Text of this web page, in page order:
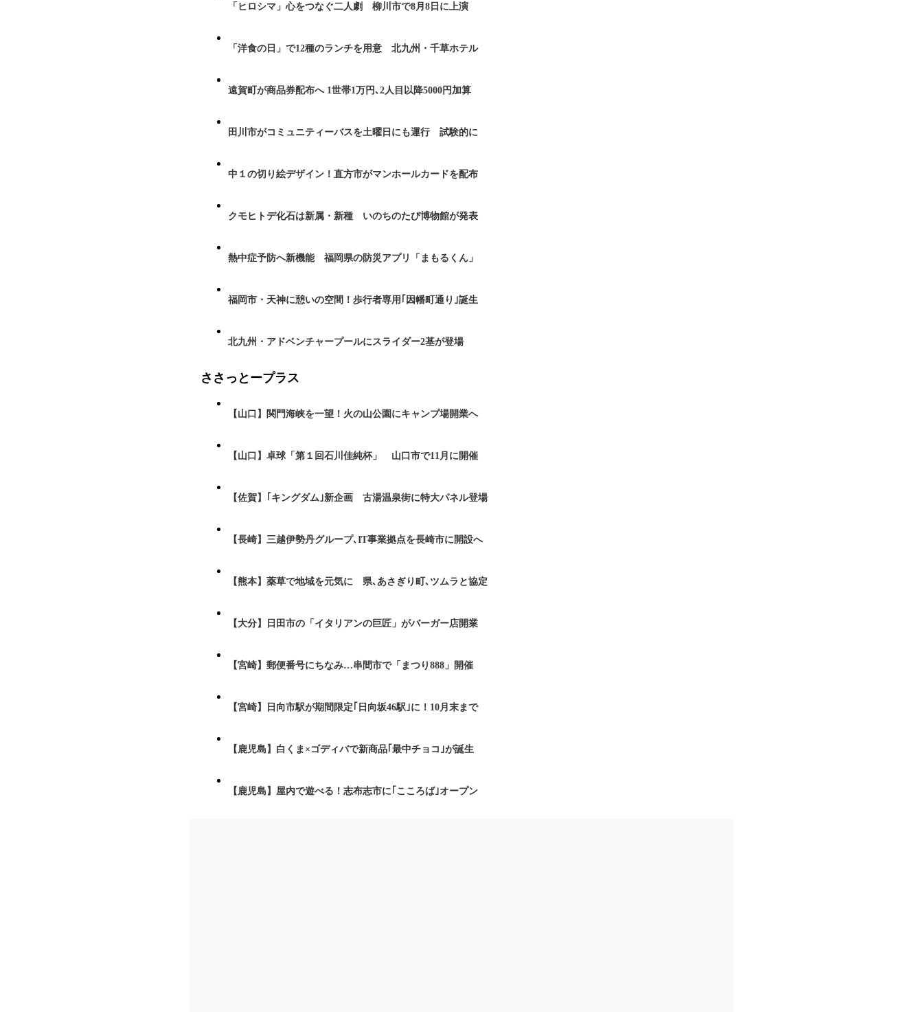
「ヒロシマ」心をつなぐ二人劇 柳川市で8月8日に上演
「洋食の日」で12種のランチを用意 北九州・千草ホテル
遠賀町が商品券配布へ 1世帯1万円､2人目以降5000円加算
田川市がコミュニティーバスを土曜日にも運行 試験的に
中１の切り絵デザイン！直方市がマンホールカードを配布
クモヒトデ化石は新属・新種 いのちのたび博物館が発表
熱中症予防へ新機能 福岡県の防災アプリ「まもるくん」
福岡市・天神に憩いの空間！歩行者専用｢因幡町通り｣誕生
北九州・アドベンチャープールにスライダー2基が登場
ささっとープラス
【山口】関門海峡を一望！火の山公園にキャンプ場開業へ
【山口】卓球「第１回石川佳純杯」 山口市で11月に開催
【佐賀】｢キングダム｣新企画 古湯温泉街に特大パネル登場
【長崎】三越伊勢丹グループ､IT事業拠点を長崎市に開設へ
【熊本】薬草で地域を元気に 県､あさぎり町､ツムラと協定
【大分】日田市の「イタリアンの巨匠」がバーガー店開業
【宮崎】郵便番号にちなみ…串間市で「まつり888」開催
【宮崎】日向市駅が期間限定｢日向坂46駅｣に！10月末まで
【鹿児島】白くま×ゴディバで新商品｢最中チョコ｣が誕生
【鹿児島】屋内で遊べる！志布志市に｢こころば｣オープン